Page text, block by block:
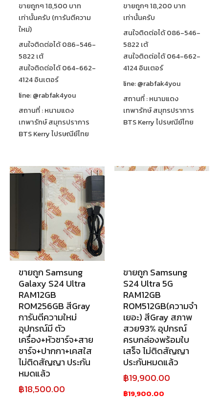
ขายถูกๆ 18,500 บาท
เท่านั้นครับ (การันตีความ
ใหม่)
สนใจติดต่อได้ 086-546-
5822 เต้
สนใจติดต่อได้ 064-662-
4124 อินเตอร์
line: @rabfak4you
สถานที่ : หนามแดง
เทพารักษ์ สมุทรปราการ
BTS Kerry ไปรษณีย์ไทย
ขายถูกๆ 18,200 บาท
เท่านั้นครับ
สนใจติดต่อได้ 086-546-
5822 เต้
สนใจติดต่อได้ 064-662-
4124 อินเตอร์
line: @rabfak4you
สถานที่ : หนามแดง
เทพารักษ์ สมุทรปราการ
BTS Kerry ไปรษณีย์ไทย
ขายถูก Samsung
Galaxy S24 Ultra
RAM12GB
ROM256GB สีGray
การันตีความใหม่
อุปกรณ์มี ตัว
เครื่อง+หัวชาร์จ+สาย
ชาร์จ+ปากกา+เคสใส
ไม่ติดสัญญา ประกัน
หมดแล้ว
฿18,500.00
ขายถูก Samsung
S24 Ultra 5G
RAM12GB
ROM512GB(ความจำ
เยอะ) สีGray สภาพ
สวย93% อุปกรณ์
ครบกล่องพร้อมใบ
เสร็จ ไม่ติดสัญญา
ประกันหมดแล้ว
฿19,900.00
฿19,900.00